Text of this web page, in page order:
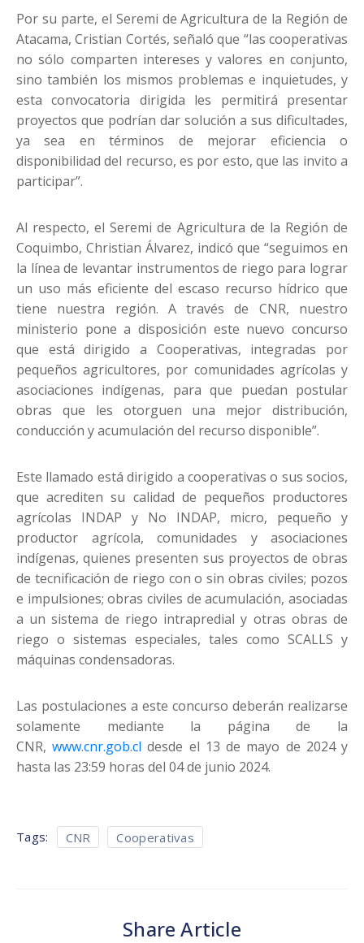
Por su parte, el Seremi de Agricultura de la Región de
Atacama, Cristian Cortés, señaló que “las cooperativas
no sólo comparten intereses y valores en conjunto,
sino también los mismos problemas e inquietudes, y
esta convocatoria dirigida les permitirá presentar
proyectos que podrían dar solución a sus dificultades,
ya sea en términos de mejorar eficiencia o
disponibilidad del recurso, es por esto, que las invito a
participar”.
Al respecto, el Seremi de Agricultura de la Región de
Coquimbo, Christian Álvarez, indicó que “seguimos en
la línea de levantar instrumentos de riego para lograr
un uso más eficiente del escaso recurso hídrico que
tiene nuestra región. A través de CNR, nuestro
ministerio pone a disposición este nuevo concurso
que está dirigido a Cooperativas, integradas por
pequeños agricultores, por comunidades agrícolas y
asociaciones indígenas, para que puedan postular
obras que les otorguen una mejor distribución,
conducción y acumulación del recurso disponible”.
Este llamado está dirigido a cooperativas o sus socios,
que acrediten su calidad de pequeños productores
agrícolas INDAP y No INDAP, micro, pequeño y
productor agrícola, comunidades y asociaciones
indígenas, quienes presenten sus proyectos de obras
de tecnificación de riego con o sin obras civiles; pozos
e impulsiones; obras civiles de acumulación, asociadas
a un sistema de riego intrapredial y otras obras de
riego o sistemas especiales, tales como SCALLS y
máquinas condensadoras.
Las postulaciones a este concurso deberán realizarse
solamente mediante la página de la
CNR,www.cnr.gob.cl desde el 13 de mayo de 2024 y
hasta las 23:59 horas del 04 de junio 2024.
Tags: CNR Cooperativas
Share Article